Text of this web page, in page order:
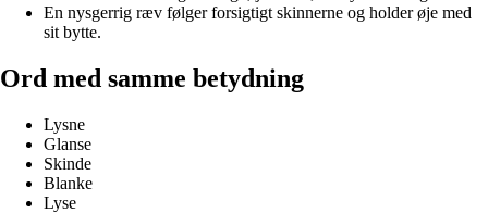
En nysgerrig ræv følger forsigtigt skinnerne og holder øje med
sit bytte.
Ord med samme betydning
Lysne
Glanse
Skinde
Blanke
Lyse